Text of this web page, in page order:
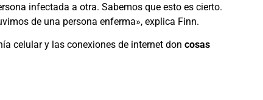
infectada a otra. Sabemos que esto es cierto.
de una persona enferma», explica Finn.
celular y las conexiones de internet don cosas